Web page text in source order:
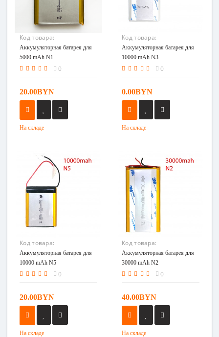
Код товара:
Аккумуляторная батарея
для 5000 mAh N1
Аккумуляторная батарея для
5000 mAh N1
0
20.00BYN
На складе
Код товара:
Аккумуляторная батарея
для 10000 mAh N3
Аккумуляторная батарея для
10000 mAh N3
0
0.00BYN
На складе
Код товара:
Аккумуляторная батарея
для 10000 mAh N5
Аккумуляторная батарея для
10000 mAh N5
0
20.00BYN
На складе
Код товара:
Аккумуляторная батарея
для 30000 mAh N2
Аккумуляторная батарея для
30000 mAh N2
0
40.00BYN
На складе